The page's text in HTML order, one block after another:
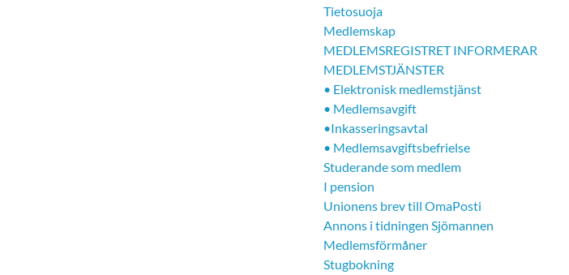
Tietosuoja
Medlemskap
MEDLEMSREGISTRET INFORMERAR
MEDLEMSTJÄNSTER
• Elektronisk medlemstjänst
• Medlemsavgift
•Inkasseringsavtal
• Medlemsavgiftsbefrielse
Studerande som medlem
I pension
Unionens brev till OmaPosti
Annons i tidningen Sjömannen
Medlemsförmåner
Stugbokning